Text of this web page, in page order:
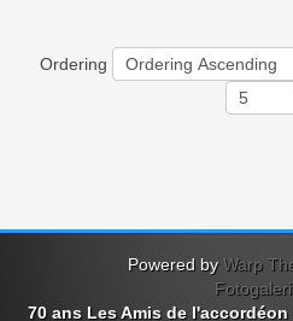
Ordering
Powered byWarp
70 ans Les Amis de